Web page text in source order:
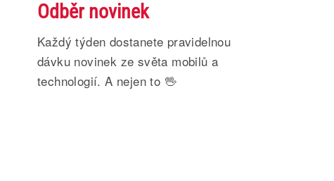
Odběr novinek
Každý týden dostanete pravidelnou
dávku novinek ze světa mobilů a
technologií. A nejen to 🖖